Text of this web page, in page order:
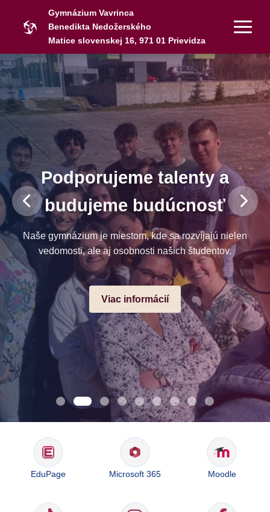
Gymnázium Vavrinca
Benedikta Nedožerského
Matice slovenskej 16, 971 01 Prievidza
Podporujeme talenty a
budujeme budúcnosť
Naše gymnázium je miestom, kde sa rozvíjajú nielen
vedomosti, ale aj osobnosti našich študentov.
Viac informácií
EduPage Microsoft 365 Moodle